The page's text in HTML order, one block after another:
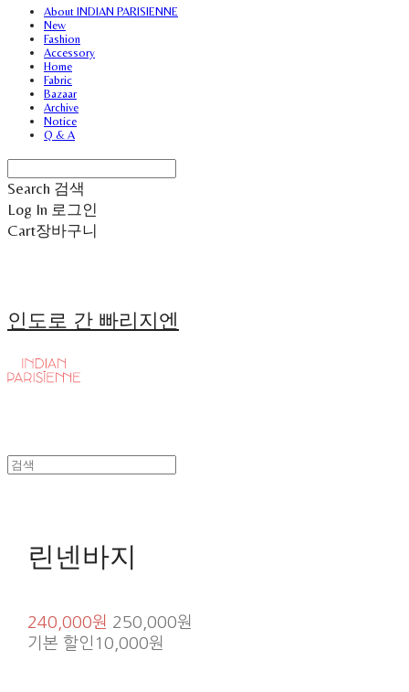
About INDIAN PARISIENNE
New
Fashion
Accessory
Home
Fabric
Bazaar
Archive
Notice
Q & A
Search 검색
Log In 로그인
Cart장바구니
인도로 간 빠리지엔
린넨바지
240,000원 250,000원
기본 할인 10,000원